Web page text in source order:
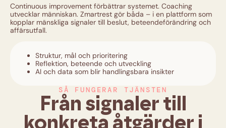
Continuous improvement förbättrar systemet. Coaching
utvecklar människan. Zmartrest gör båda – i en plattform som
kopplar mänskliga signaler till beslut, beteendeförändring och
affärsutfall.
Struktur, mål och prioritering
Reflektion, beteende och utveckling
AI och data som blir handlingsbara insikter
SÅ FUNGERAR TJÄNSTEN
Från signaler till
konkreta åtgärder i